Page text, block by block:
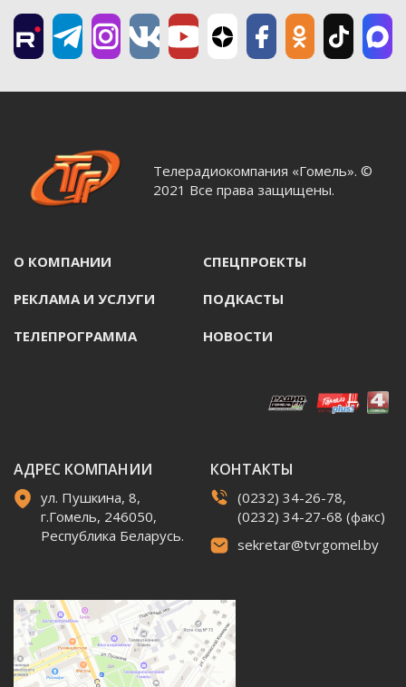
Телерадиокомпания «Гомель». ©
2021 Все права защищены.
О КОМПАНИИ СПЕЦПРОЕКТЫ
РЕКЛАМА И УСЛУГИ ПОДКАСТЫ
ТЕЛЕПРОГРАММА НОВОСТИ
АДРЕС КОМПАНИИ
ул. Пушкина, 8,
г.Гомель, 246050,
Республика Беларусь.
КОНТАКТЫ
(0232) 34-26-78,
(0232) 34-27-68 (факс)
sekretar@tvrgomel.by